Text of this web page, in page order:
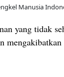
Manusia
yang tidak